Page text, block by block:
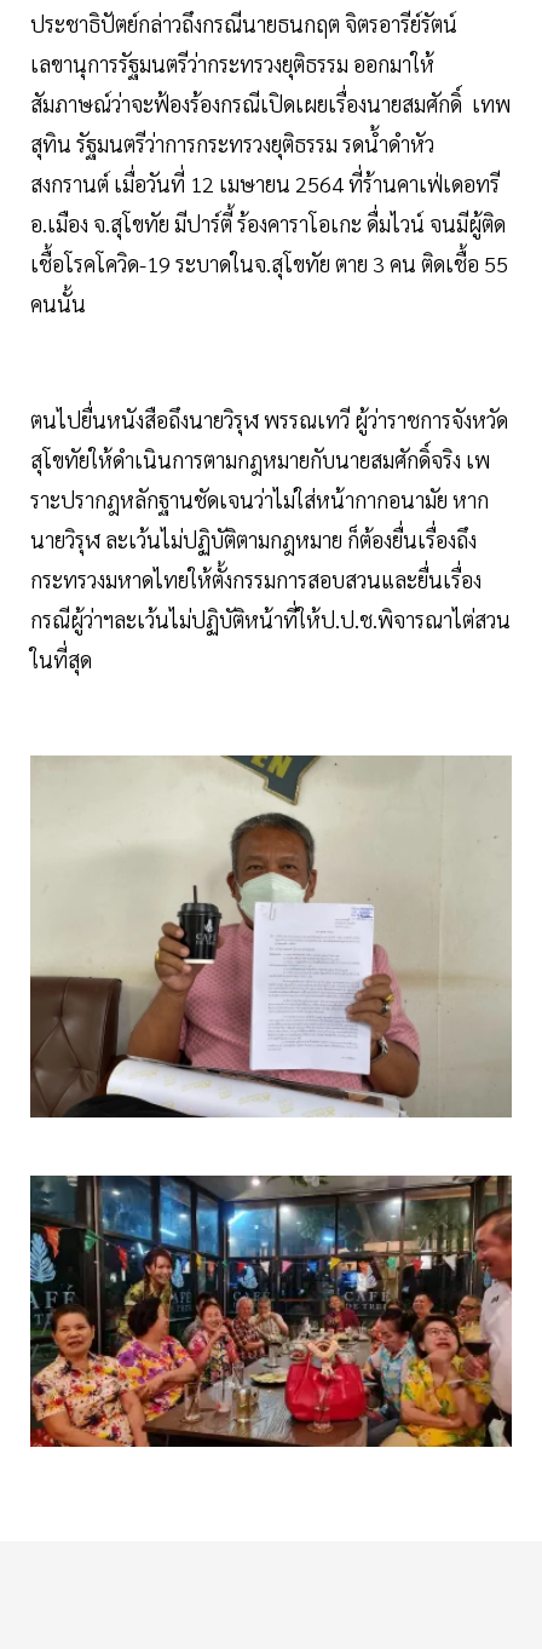
ประชาธิปัตย์กล่าวถึงกรณีนายธนกฤต จิตรอารีย์รัตน์
เลขานุการรัฐมนตรีว่ากระทรวงยุติธรรม ออกมาให้
สัมภาษณ์ว่าจะฟ้องร้องกรณีเปิดเผยเรื่องนายสมศักดิ์ เทพ
สุทิน รัฐมนตรีว่าการกระทรวงยุติธรรม รดน้ำดำหัว
สงกรานต์ เมื่อวันที่ 12 เมษายน 2564 ที่ร้านคาเฟ่เดอทรี
อ.เมือง จ.สุโขทัย มีปาร์ตี้ ร้องคาราโอเกะ ดื่มไวน์ จนมีผู้ติด
เชื้อโรคโควิด-19 ระบาดในจ.สุโขทัย ตาย 3 คน ติดเชื้อ 55
คนนั้น
ตนไปยื่นหนังสือถึงนายวิรุฬ พรรณเทวี ผู้ว่าราชการจังหวัด
สุโขทัยให้ดำเนินการตามกฎหมายกับนายสมศักดิ์จริง เพ
ราะปรากฎหลักฐานชัดเจนว่าไม่ใส่หน้ากากอนามัย หาก
นายวิรุฬ ละเว้นไม่ปฏิบัติตามกฎหมาย ก็ต้องยื่นเรื่องถึง
กระทรวงมหาดไทยให้ตั้งกรรมการสอบสวนและยื่นเรื่อง
กรณีผู้ว่าฯละเว้นไม่ปฏิบัติหน้าที่ให้ป.ป.ช.พิจารณาไต่สวน
ในที่สุด